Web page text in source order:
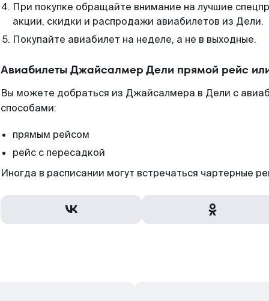
При покупке обращайте внимание на лучшие
акции, скидки и распродажи авиабилетов из Дели.
Покупайте авиабилет на неделе, а не в выходные.
Авиабилеты Джайсалмер Дели прямой рейс
Вы можете добраться из Джайсалмера в Дели с
способами:
прямым рейсом
рейс с пересадкой
Иногда в расписании могут встречаться чартерные